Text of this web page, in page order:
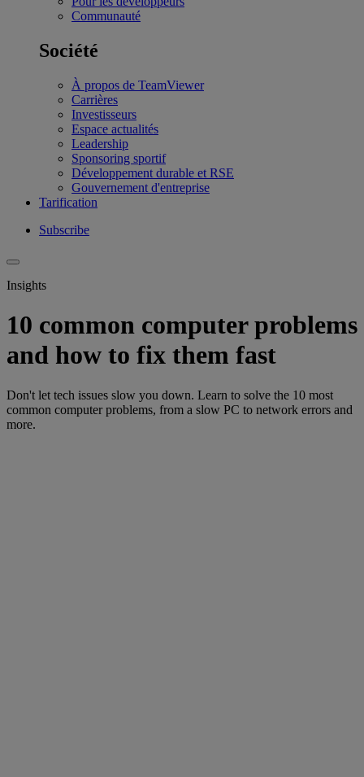
Communauté
Société
À propos de TeamViewer
Carrières
Investisseurs
Espace actualités
Leadership
Sponsoring sportif
Développement durable et RSE
Gouvernement d'entreprise
Tarification
Subscribe
Insights
10 common computer problems
and how to fix them fast
Don't let tech issues slow you down. Learn to solve the 10 most
common computer problems, from a slow PC to network errors and
more.